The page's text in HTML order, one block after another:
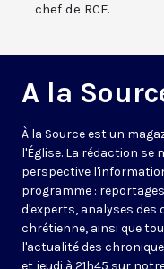
chef de RCF.
A la
À la Source est un
l'Église. La rédaction
perspective
programme :
d'experts, analyses des
chrétienne, ainsi que
l'actualité des
et jeudi à 21h45 sur